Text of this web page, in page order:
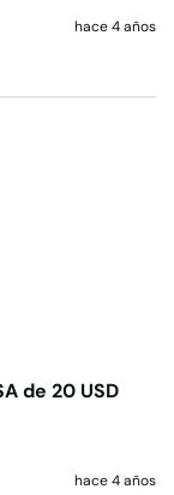
hace 4 años
de 20 USD
hace 4 años